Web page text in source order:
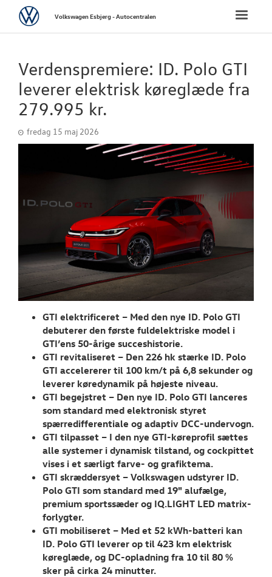
NYE
BRUGTE BILER
VÆRKSTED
SKADECENTER
TILBEHØR
NYHEDER
Tilmeld dig
Danmarks
OM OS
RESERVEDELE
Toggle
VolkswagenVolkswagen Esbjerg - Autocentralen
Verdenspremiere: ID. Polo GTI
leverer elektrisk køreglæde fra
279.995 kr.
fredag 15 maj 2026
GTI elektrificeret – Med den nye ID. Polo GTI
debuterer den første fuldelektriske model i
GTI’ens 50-årige succeshistorie.
GTI revitaliseret – Den 226 hk stærke ID. Polo
GTI accelererer til 100 km/t på 6,8 sekunder og
leverer køredynamik på højeste niveau.
GTI begejstret – Den nye ID. Polo GTI lanceres
som standard med elektronisk styret
spærredifferentiale og adaptiv DCC-undervogn.
GTI tilpasset – I den nye GTI-køreprofil sættes
alle systemer i dynamisk tilstand, og cockpittet
vises i et særligt farve- og grafiktema.
GTI skræddersyet – Volkswagen udstyrer ID.
Polo GTI som standard med 19" alufælge,
premium sportssæder og IQ.LIGHT LED matrix-
forlygter.
GTI mobiliseret – Med et 52 kWh-batteri kan
ID. Polo GTI leverer op til 423 km elektrisk
køreglæde, og DC-opladning fra 10 til 80 %
sker på cirka 24 minutter.